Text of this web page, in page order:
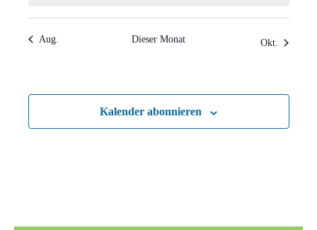
Aug. Dieser Monat Okt.
Kalender abonnieren